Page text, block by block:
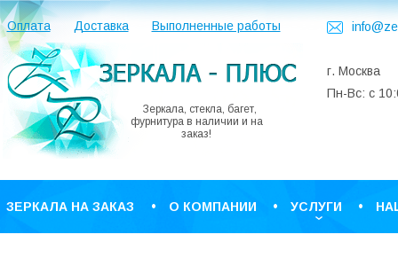
Оплата Доставка Выполненные работы
Зеркала, стекла, багет,
фурнитура в наличии и на
заказ!
г. Москва
Пн-Вс: с
ЗЕРКАЛА НА ЗАКАЗ О КОМПАНИИ УСЛУГИ